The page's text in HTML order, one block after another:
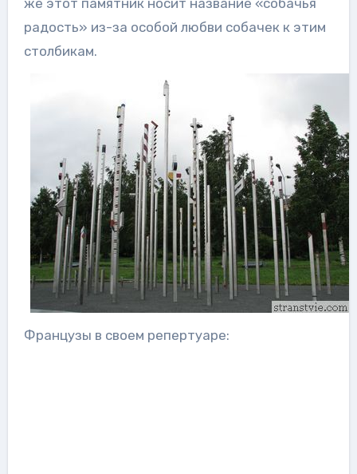
радость» из-за особой любви собачек к этим
столбикам.
Французы в своем репертуаре: